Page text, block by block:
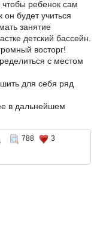
ребенок сам
будет учиться
занятие
детский бассейн.
восторг!
с местом
для себя ряд
в дальнейшем
788
3